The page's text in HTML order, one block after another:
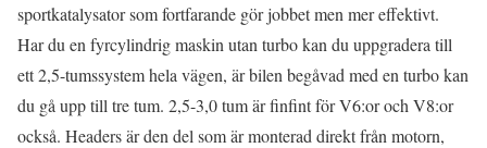
sportkatalysator som fortfarande gör jobbet men mer effektivt.
Har du en fyrcylindrig maskin utan turbo kan du uppgradera till
ett 2,5-tumssystem hela vägen, är bilen begåvad med en turbo kan
du gå upp till tre tum. 2,5-3,0 tum är finfint för V6:or och V8:or
också. Headers är den del som är monterad direkt från motorn,